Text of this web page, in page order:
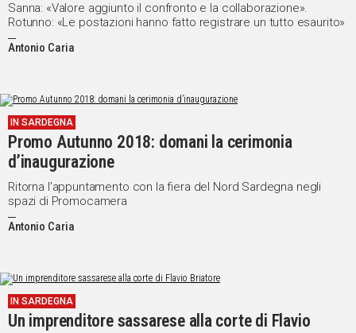
Sanna: «Valore aggiunto il confronto e la collaborazione».
Rotunno: «Le postazioni hanno fatto registrare un tutto esaurito»
Antonio Caria
IN SARDEGNA
Promo Autunno 2018: domani la cerimonia
d’inaugurazione
Ritorna l'appuntamento con la fiera del Nord Sardegna negli
spazi di Promocamera
Antonio Caria
IN SARDEGNA
Un imprenditore sassarese alla corte di Flavio